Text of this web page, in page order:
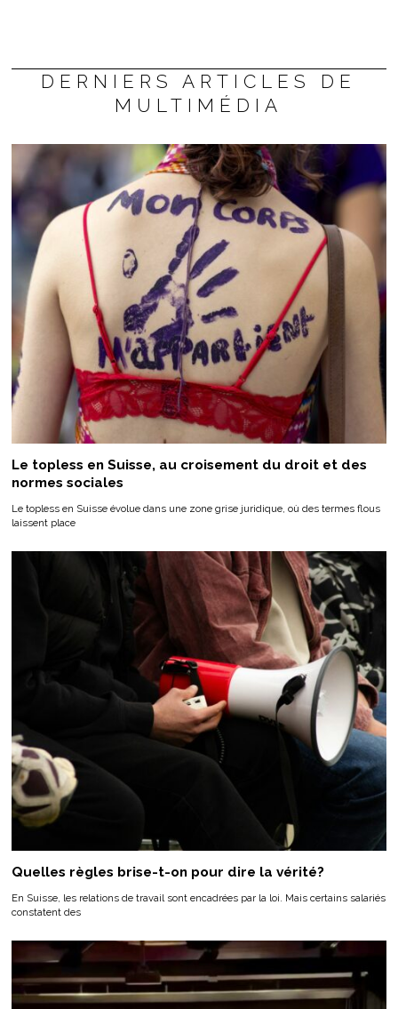
DERNIERS ARTICLES DE
MULTIMÉDIA
Le topless en Suisse, au croisement du droit et des
normes sociales
Le topless en Suisse évolue dans une zone grise juridique, où des termes flous
laissent place
Quelles règles brise-t-on pour dire la vérité?
En Suisse, les relations de travail sont encadrées par la loi. Mais certains salariés
constatent des